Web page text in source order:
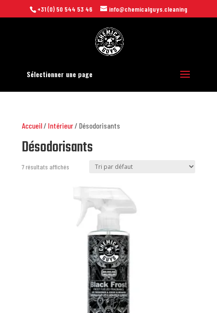
+31 (0) 50 544 53 46 info@chemicalguys.cleaning
Sélectionner une page
Accueil/ Intérieur/ Désodorisants
Désodorisants
7 résultats affichés